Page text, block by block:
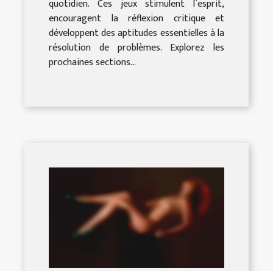
quotidien. Ces jeux stimulent l’esprit,
encouragent la réflexion critique et
développent des aptitudes essentielles à la
résolution de problèmes. Explorez les
prochaines sections...